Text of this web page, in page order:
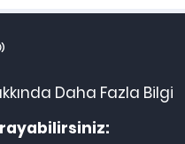
Daha Fazla Bilgi